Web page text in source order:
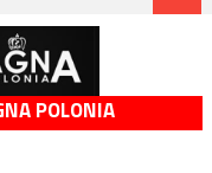
POLONIA